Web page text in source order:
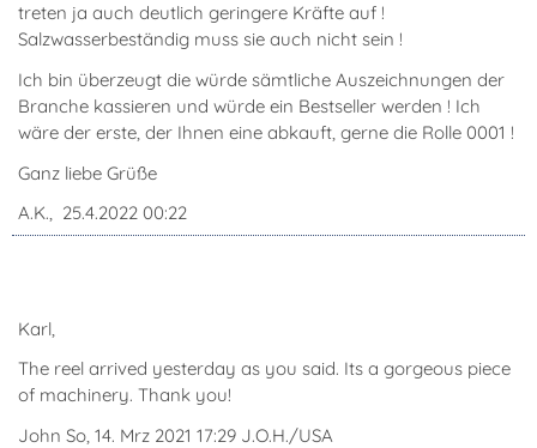
treten ja auch deutlich geringere Kräfte auf !
Salzwasserbeständig muss sie auch nicht sein !
Ich bin überzeugt die würde sämtliche Auszeichnungen der
Branche kassieren und würde ein Bestseller werden ! Ich
wäre der erste, der Ihnen eine abkauft, gerne die Rolle 0001 !
Ganz liebe Grüße
A.K., 25.4.2022 00:22
Karl,
The reel arrived yesterday as you said. Its a gorgeous piece
of machinery. Thank you!
John So, 14. Mrz 2021 17:29 J.O.H./USA